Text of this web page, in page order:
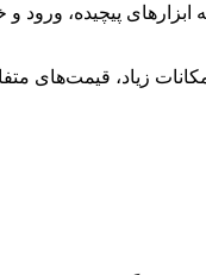
پیچیده، ورود
زیاد، قیمت‌های